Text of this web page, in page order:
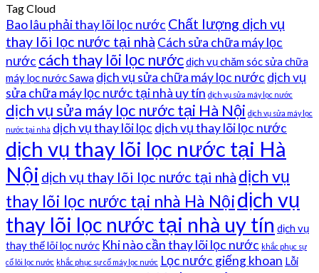
Tag Cloud
Bao lâu phải thay lõi lọc nước Chất lượng dịch vụ
thay lõi lọc nước tại nhà Cách sửa chữa máy lọc
nước cách thay lõi lọc nướcdịch vụ chăm sóc sửa chữa
máy lọc nước Sawa dịch vụ sửa chữa máy lọc nước dịch vụ
sửa chữa máy lọc nước tại nhà uy tín dịch vụ sửa máy lọc nước
dịch vụ sửa máy lọc nước tại Hà Nội dịch vụ sửa máy lọc
nước tại nhà dịch vụ thay lõi lọc dịch vụ thay lõi lọc nước
dịch vụ thay lõi lọc nước tại Hà
Nội dịch vụ thay lõi lọc nước tại nhà dịch vụ
thay lõi lọc nước tại nhà Hà Nộidịch vụ
thay lõi lọc nước tại nhà uy tín dịch vụ
thay thế lõi lọc nước Khi nào cần thay lõi lọc nước khắc phục sự
cố lõi lọc nước khắc phục sự cố máy lọc nước Lọc nước giếng khoan Lỗi